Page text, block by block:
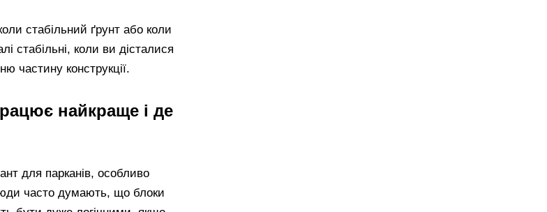
стабільний ґрунт або коли
стабільні, коли ви дісталися
частину конструкції.
найкраще і де
для парканів, особливо
часто думають, що блоки